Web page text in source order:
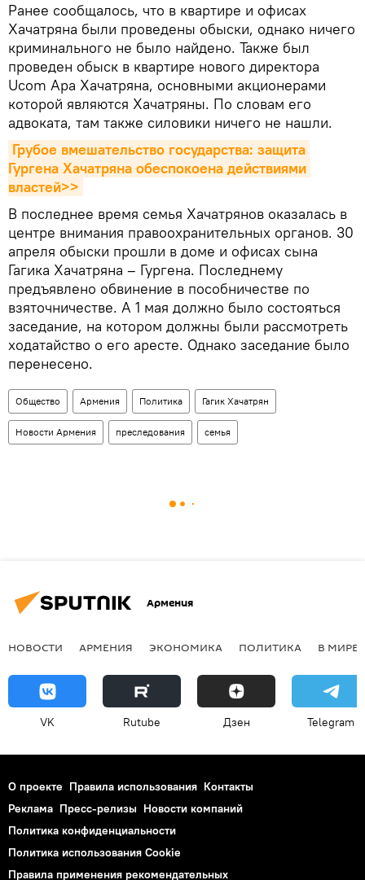
Ранее сообщалось, что в квартире и офисах
Хачатряна были проведены обыски, однако ничего
криминального не было найдено. Также был
проведен обыск в квартире нового директора
Ucom Ара Хачатряна, основными акционерами
которой являются Хачатряны. По словам его
адвоката, там также силовики ничего не нашли.
Грубое вмешательство государства: защита
Гургена Хачатряна обеспокоена действиями
властей>>
В последнее время семья Хачатрянов оказалась в
центре внимания правоохранительных органов. 30
апреля обыски прошли в доме и офисах сына
Гагика Хачатряна – Гургена. Последнему
предъявлено обвинение в пособничестве по
взяточничестве. А 1 мая должно было состояться
заседание, на котором должны были рассмотреть
ходатайство о его аресте. Однако заседание было
перенесено.
Общество Армения Политика Гагик Хачатрян
Новости Армения преследования семья
Армения
НОВОСТИ АРМЕНИЯ ЭКОНОМИКА ПОЛИТИКА В МИРЕ
VK Rutube Дзен Telegram
О проекте Правила использования Контакты
Реклама Пресс-релизы Новости компаний
Политика конфиденциальности
Политика использования Cookie
Правила применения рекомендательных